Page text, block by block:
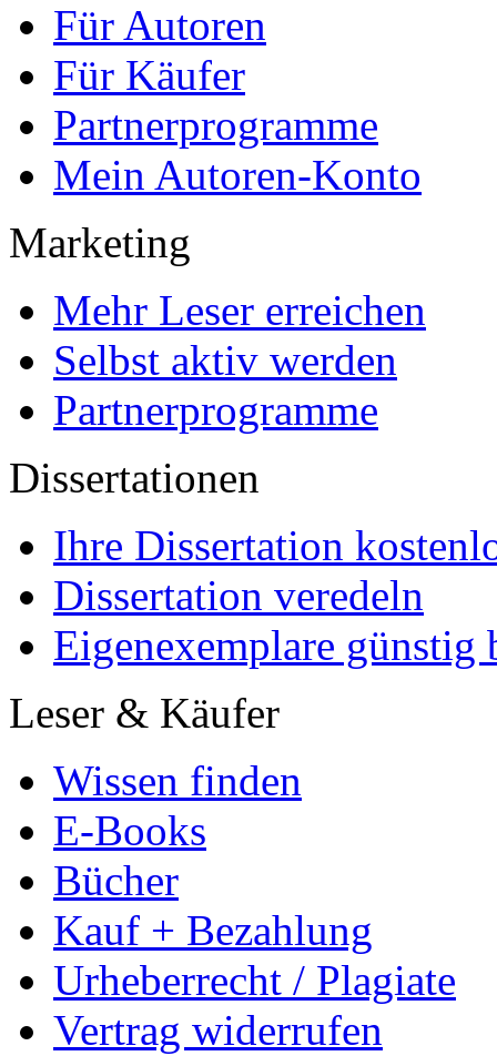
Für Autoren
Für Käufer
Partnerprogramme
Mein Autoren-Konto
Marketing
Mehr Leser erreichen
Selbst aktiv werden
Partnerprogramme
Dissertationen
Ihre Dissertation
Dissertation veredeln
Eigenexemplare günstig
Leser & Käufer
Wissen finden
E-Books
Bücher
Kauf + Bezahlung
Urheberrecht / Plagiate
Vertrag widerrufen